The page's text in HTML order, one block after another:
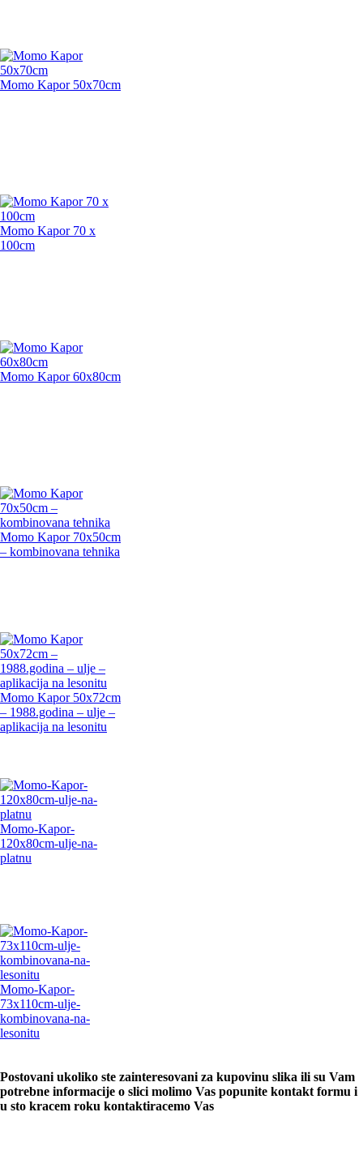
Momo Kapor 50x70cm
Momo Kapor 70 x
100cm
Momo Kapor 60x80cm
Momo Kapor 70x50cm
– kombinovana tehnika
Momo Kapor 50x72cm
– 1988.godina – ulje –
aplikacija na lesonitu
Momo-Kapor-
120x80cm-ulje-na-
platnu
Momo-Kapor-
73x110cm-ulje-
kombinovana-na-
lesonitu
Postovani ukoliko ste zainteresovani za kupovinu slika ili su Vam
potrebne informacije o slici molimo Vas popunite kontakt formu i
u sto kracem roku kontaktiracemo Vas